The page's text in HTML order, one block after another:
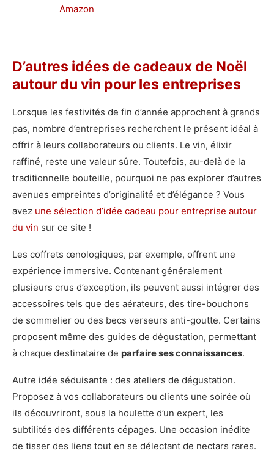
Amazon
D’autres idées de cadeaux de Noël
autour du vin pour les entreprises
Lorsque les festivités de fin d’année approchent à grands
pas, nombre d’entreprises recherchent le présent idéal à
offrir à leurs collaborateurs ou clients. Le vin, élixir
raffiné, reste une valeur sûre. Toutefois, au-delà de la
traditionnelle bouteille, pourquoi ne pas explorer d’autres
avenues empreintes d’originalité et d’élégance ? Vous
avez une sélection d’idée cadeau pour entreprise autour
du vin sur ce site !
Les coffrets œnologiques, par exemple, offrent une
expérience immersive. Contenant généralement
plusieurs crus d’exception, ils peuvent aussi intégrer des
accessoires tels que des aérateurs, des tire-bouchons
de sommelier ou des becs verseurs anti-goutte. Certains
proposent même des guides de dégustation, permettant
à chaque destinataire de parfaire ses connaissances.
Autre idée séduisante : des ateliers de dégustation.
Proposez à vos collaborateurs ou clients une soirée où
ils découvriront, sous la houlette d’un expert, les
subtilités des différents cépages. Une occasion inédite
de tisser des liens tout en se délectant de nectars rares.